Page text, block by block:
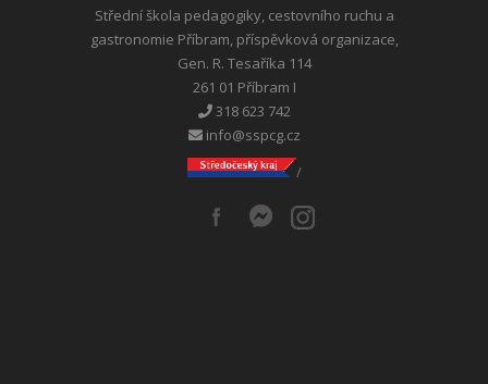
Střední škola pedagogiky, cestovního ruchu a
gastronomie Příbram, příspěvková organizace,
Gen. R. Tesaříka 114
261 01 Příbram I
318 623 742
info@sspcg.cz
/